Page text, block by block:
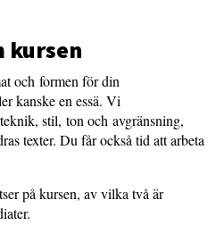
kursen
och formen för din
kanske en essä. Vi
stil, ton och avgränsning,
texter. Du får också tid att arbeta
på kursen, av vilka två är